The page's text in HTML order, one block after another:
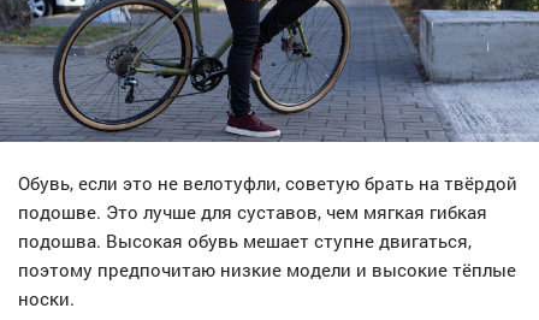
Обувь, если это не велотуфли, советую брать на твёрдой
подошве. Это лучше для суставов, чем мягкая гибкая
подошва. Высокая обувь мешает ступне двигаться,
поэтому предпочитаю низкие модели и высокие тёплые
носки.